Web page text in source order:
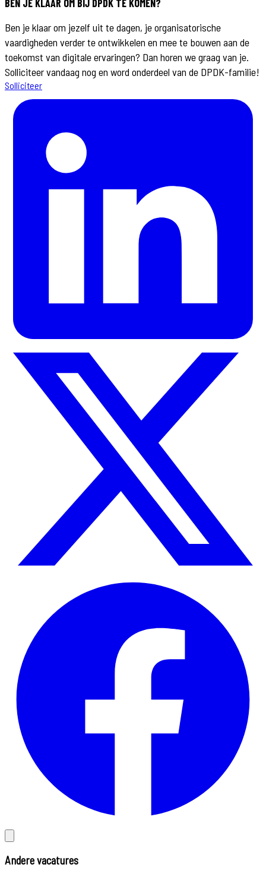
BEN JE KLAAR OM BIJ DPDK TE KOMEN?
Ben je klaar om jezelf uit te dagen, je organisatorische
vaardigheden verder te ontwikkelen en mee te bouwen aan de
toekomst van digitale ervaringen? Dan horen we graag van je.
Solliciteer vandaag nog en word onderdeel van de DPDK-familie!
Solliciteer
Andere vacatures